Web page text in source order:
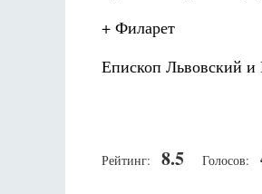
+ Филарет
Епископ Львовский и
Рейтинг: 8.5 Голосов: